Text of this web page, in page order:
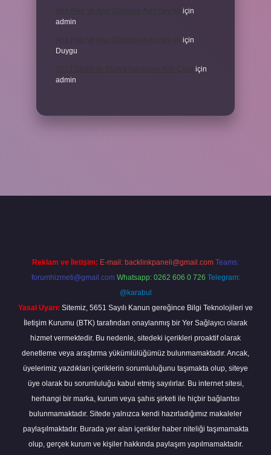
için
admin
için
Duygu
için
admin
Reklam ve İletişim: E-mail: backlinkpaneli@gmail.com Teams:
forumhizmeti@gmail.com Whatsapp: 0262 606 0 726 Telegram:
@karabul
Yasal Uyarı: Sitemiz, 5651 Sayılı Kanun gereğince Bilgi Teknolojileri ve
İletişim Kurumu (BTK) tarafından onaylanmış bir Yer Sağlayıcı olarak
hizmet vermektedir. Bu nedenle, sitedeki içerikleri proaktif olarak
denetleme veya araştırma yükümlülüğümüz bulunmamaktadır. Ancak,
üyelerimiz yazdıkları içeriklerin sorumluluğunu taşımakta olup, siteye
üye olarak bu sorumluluğu kabul etmiş sayılırlar. Bu internet sitesi,
herhangi bir marka, kurum veya şahıs şirketi ile hiçbir bağlantısı
bulunmamaktadır. Sitede yalnızca kendi hazırladığımız makaleler
paylaşılmaktadır. Burada yer alan içerikler haber niteliği taşımamakta
olup, gerçek kurum ve kişiler hakkında paylaşım yapılmamaktadır.